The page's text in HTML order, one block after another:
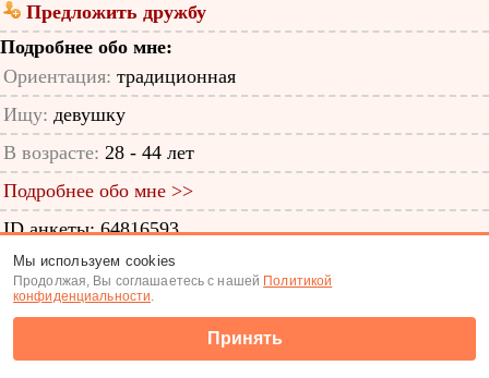
Предложить дружбу
Подробнее обо мне:
Ориентация: традиционная
Ищу: девушку
В возрасте: 28 - 44 лет
Подробнее обо мне >>
ID анкеты: 64816593
Знакомства|Поиск анкет
(c) Tabor.ru 2026
Мы используем cookies
Продолжая, Вы соглашаетесь с нашей Политикой
конфиденциальности.
Принять